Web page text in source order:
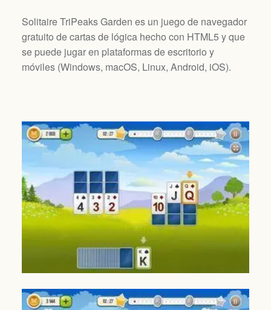
Solitaire TriPeaks Garden es un juego de navegador
gratuito de cartas de lógica hecho con HTML5 y que
se puede jugar en plataformas de escritorio y
móviles (Windows, macOS, Linux, Android, iOS).